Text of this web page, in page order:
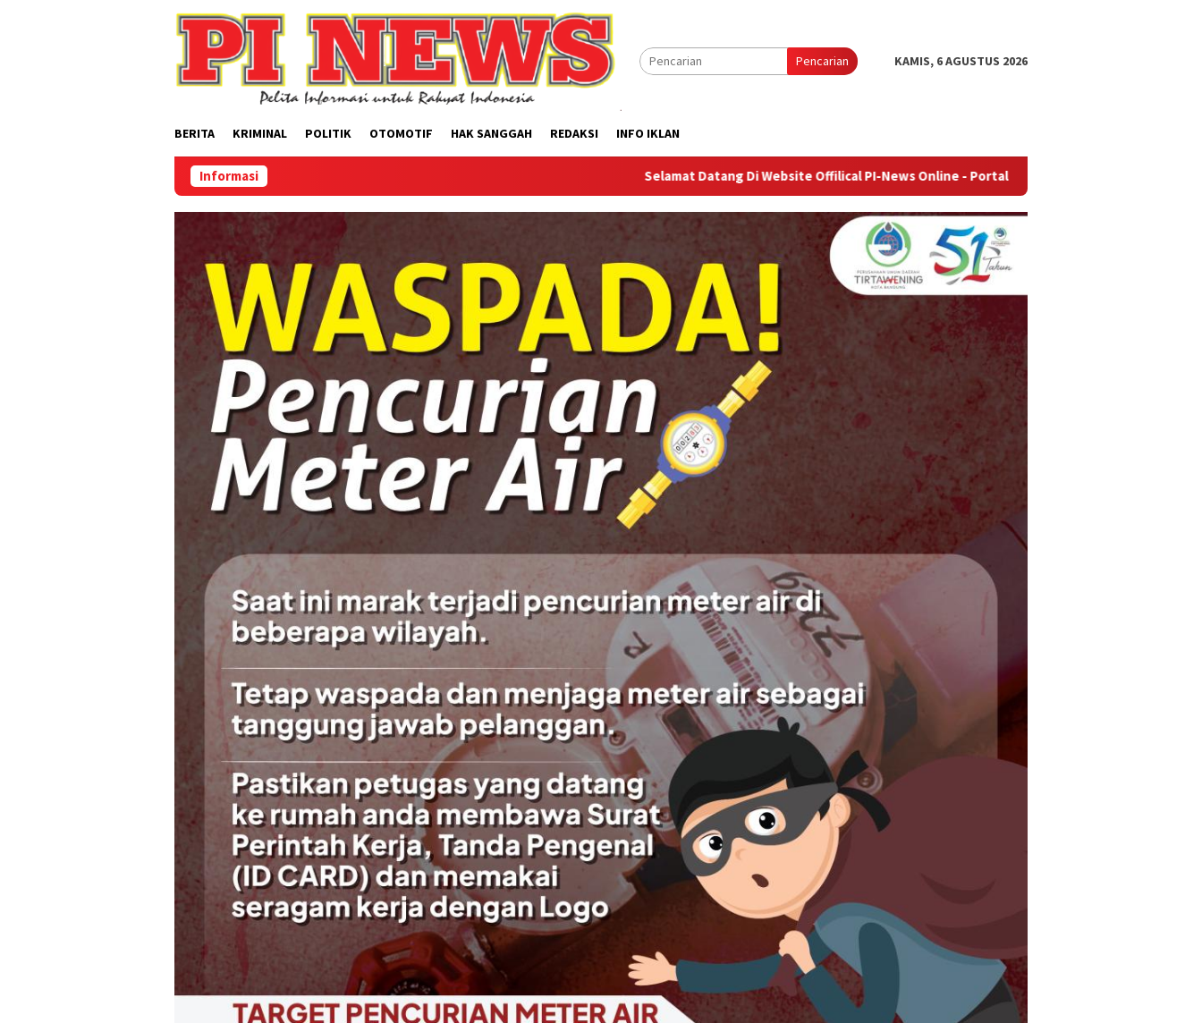
Pencarian
KAMIS, 6 AGUSTUS 2026
BERITA KRIMINAL POLITIK OTOMOTIF HAK SANGGAH REDAKSI INFO IKLAN
Informasi Selamat Datang Di Website Offilical PI-News Online - Portal Berita Terupdate & Terpercaya